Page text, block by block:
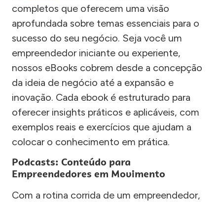
completos que oferecem uma visão
aprofundada sobre temas essenciais para o
sucesso do seu negócio. Seja você um
empreendedor iniciante ou experiente,
nossos eBooks cobrem desde a concepção
da ideia de negócio até a expansão e
inovação. Cada ebook é estruturado para
oferecer insights práticos e aplicáveis, com
exemplos reais e exercícios que ajudam a
colocar o conhecimento em prática.
Podcasts: Conteúdo para
Empreendedores em Movimento
Com a rotina corrida de um empreendedor,